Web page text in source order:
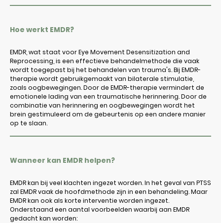
Hoe werkt EMDR?
EMDR, wat staat voor Eye Movement Desensitization and
Reprocessing, is een effectieve behandelmethode die vaak
wordt toegepast bij het behandelen van trauma's. Bij EMDR-
therapie wordt gebruikgemaakt van bilaterale stimulatie,
zoals oogbewegingen. Door de EMDR-therapie vermindert de
emotionele lading van een traumatische herinnering. Door de
combinatie van herinnering en oogbewegingen wordt het
brein gestimuleerd om de gebeurtenis op een andere manier
op te slaan.
Wanneer kan EMDR helpen?
EMDR kan bij veel klachten ingezet worden. In het geval van PTSS
zal EMDR vaak de hoofdmethode zijn in een behandeling. Maar
EMDR kan ook als korte interventie worden ingezet.
Onderstaand een aantal voorbeelden waarbij aan EMDR
gedacht kan worden: